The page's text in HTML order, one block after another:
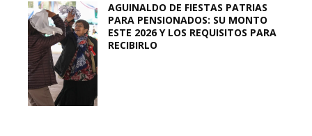
AGUINALDO DE FIESTAS PATRIAS
PARA PENSIONADOS: SU MONTO
ESTE 2026 Y LOS REQUISITOS PARA
RECIBIRLO